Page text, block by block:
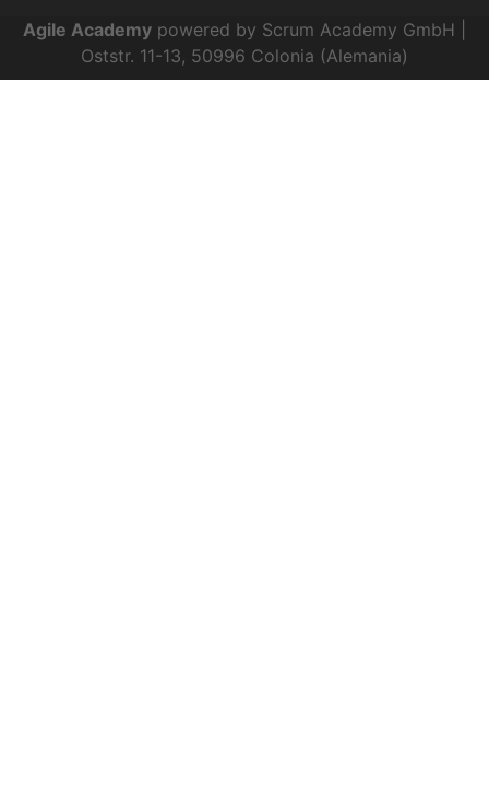
Agile Academy powered by Scrum Academy GmbH |
Oststr. 11-13, 50996 Colonia (Alemania)